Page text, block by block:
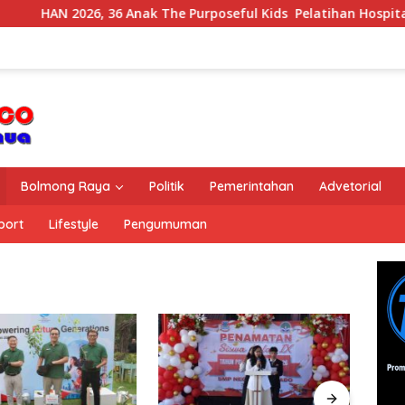
HAN 2026, 36 Anak The Purposeful Kids Pelatihan Hospitality di
Bolmong Raya Politik Pemerintahan Advetorial
Lifestyle Pengumuman